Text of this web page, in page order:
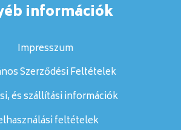
információk
Impresszum
Szerződési Feltételek
és szállítási információk
feltételek